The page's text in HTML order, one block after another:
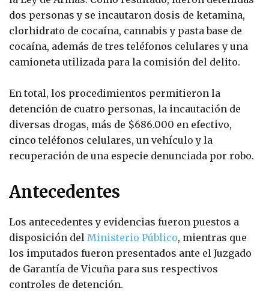
dos personas y se incautaron dosis de ketamina,
clorhidrato de cocaína, cannabis y pasta base de
cocaína, además de tres teléfonos celulares y una
camioneta utilizada para la comisión del delito.
En total, los procedimientos permitieron la
detención de cuatro personas, la incautación de
diversas drogas, más de $686.000 en efectivo,
cinco teléfonos celulares, un vehículo y la
recuperación de una especie denunciada por robo.
Antecedentes
Los antecedentes y evidencias fueron puestos a
disposición del Ministerio Público, mientras que
los imputados fueron presentados ante el Juzgado
de Garantía de Vicuña para sus respectivos
controles de detención.